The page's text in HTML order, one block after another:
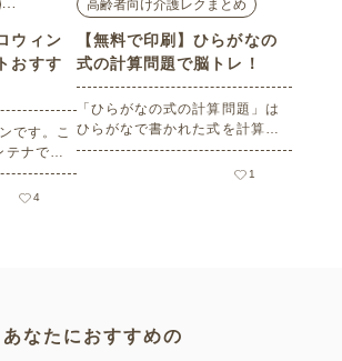
ウィン
おすす
です。こ
テナで扱
素材か
だおば
4
高齢者向け介護レクまとめ
【無料で印刷】ひらがなの
式の計算問題で脳トレ！
「ひらがなの式の計算問題」は
ひらがなで書かれた式を計算す
る問題です。想像力やワーキン
グメモリのトレーニングとして
1
あなたにおすすめの